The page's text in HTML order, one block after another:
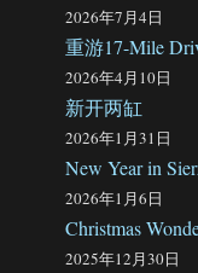
2026年7月4日
重游17-Mile
2026年4月10日
新开两缸
2026年1月31日
New Year in
2026年1月6日
Christmas
2025年12月30日